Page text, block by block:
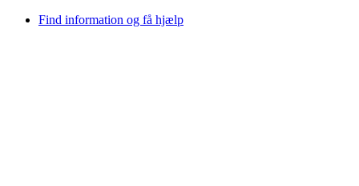
Find information og få hjælp